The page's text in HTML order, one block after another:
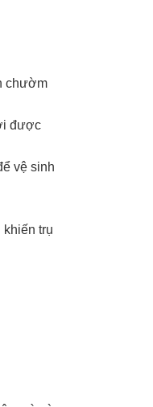
chườm
được
vệ sinh
trụ